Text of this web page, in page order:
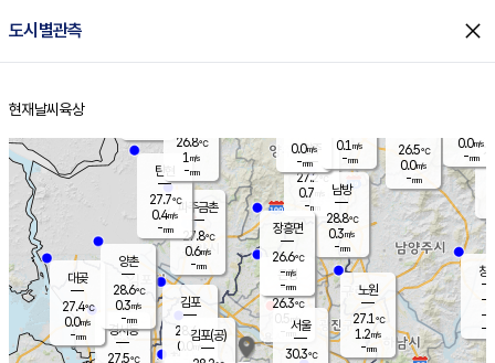
도시별관측 close
홈
현재날씨 육상
양주
27.2℃
0.7
-mm
경서동
27.5℃
파주금촌
27.8℃
0.6m/s
-mm
26.5℃
0.0m/s
-mm
대곶
27.4℃
0.0m/s
-mm
창
-
-m/
-
탄현
27.7℃
0.4m/s
-mm
0.0m/s
-mm
김포
28.4℃
0.0 m/s
mm
양촌
28.6℃
0.3m/s
-mm
은평
26.3℃
0.5 m/s
- mm
노원
27.1℃
1.2m/s
-mm
남방
28.8℃
0.3m/s
-mm
장흥면
26.6℃
-m/s
-mm
0.0m/s
-mm
김포(공)
서울
30.3℃
26.8℃
1 m/s
-mm
0.1 m/s
-mm